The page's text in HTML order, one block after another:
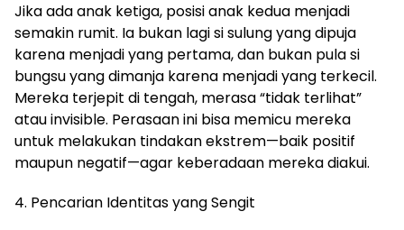
Jika ada anak ketiga, posisi anak kedua menjadi
semakin rumit. Ia bukan lagi si sulung yang dipuja
karena menjadi yang pertama, dan bukan pula si
bungsu yang dimanja karena menjadi yang terkecil.
Mereka terjepit di tengah, merasa “tidak terlihat”
atau invisible. Perasaan ini bisa memicu mereka
untuk melakukan tindakan ekstrem—baik positif
maupun negatif—agar keberadaan mereka diakui.
4. Pencarian Identitas yang Sengit